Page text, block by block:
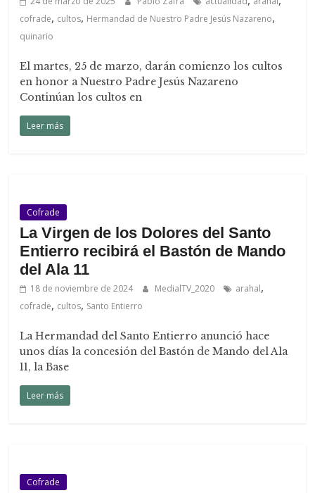
cofrade, cultos, Hermandad de Nuestro Padre Jesús Nazareno,
quinario
El martes, 25 de marzo, darán comienzo los cultos
en honor a Nuestro Padre Jesús Nazareno
Continúan los cultos en
Leer más
Cofrade
La Virgen de los Dolores del Santo
Entierro recibirá el Bastón de Mando
del Ala 11
18 de noviembre de 2024 MedialTV_2020 arahal,
cofrade, cultos, Santo Entierro
La Hermandad del Santo Entierro anunció hace
unos días la concesión del Bastón de Mando del Ala
11, la Base
Leer más
Cofrade